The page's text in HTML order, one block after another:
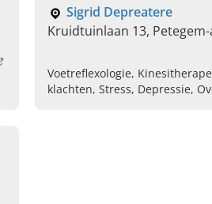
Sigrid Depreatere
Kruidtuinlaan 13,
Voetreflexologie,
klachten, Stress, Depressie,